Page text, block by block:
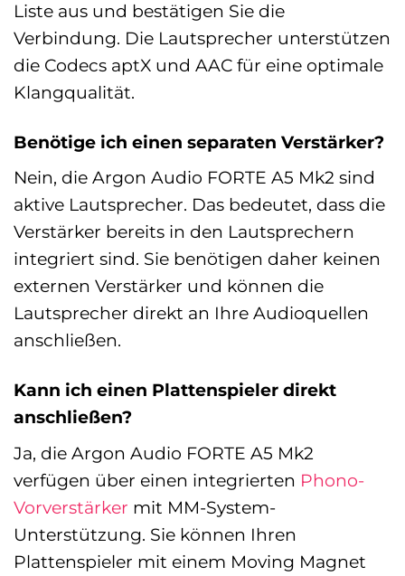
Liste aus und bestätigen Sie die
Verbindung. Die Lautsprecher unterstützen
die Codecs aptX und AAC für eine optimale
Klangqualität.
Benötige ich einen separaten Verstärker?
Nein, die Argon Audio FORTE A5 Mk2 sind
aktive Lautsprecher. Das bedeutet, dass die
Verstärker bereits in den Lautsprechern
integriert sind. Sie benötigen daher keinen
externen Verstärker und können die
Lautsprecher direkt an Ihre Audioquellen
anschließen.
Kann ich einen Plattenspieler direkt
anschließen?
Ja, die Argon Audio FORTE A5 Mk2
verfügen über einen integrierten Phono-
Vorverstärker mit MM-System-
Unterstützung. Sie können Ihren
Plattenspieler mit einem Moving Magnet